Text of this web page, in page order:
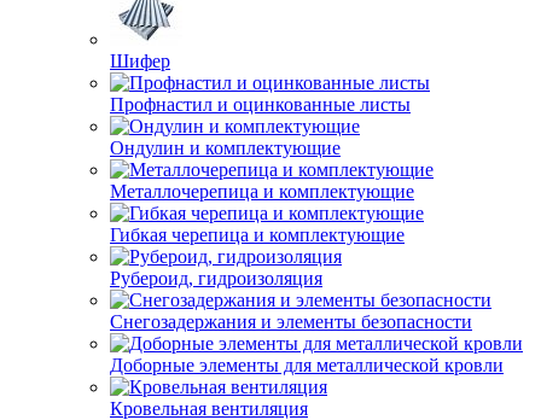
Шифер
Профнастил и оцинкованные листы
Ондулин и комплектующие
Металлочерепица и комплектующие
Гибкая черепица и комплектующие
Рубероид, гидроизоляция
Снегозадержания и элементы безопасности
Доборные элементы для металлической кровли
Кровельная вентиляция